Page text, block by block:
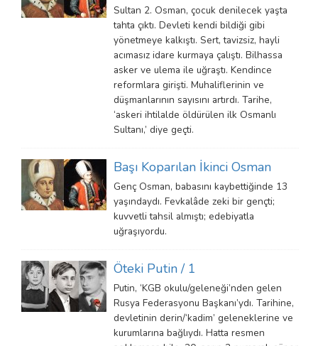
Sultan 2. Osman, çocuk denilecek yaşta
tahta çıktı. Devleti kendi bildiği gibi
yönetmeye kalkıştı. Sert, tavizsiz, hayli
acımasız idare kurmaya çalıştı. Bilhassa
asker ve ulema ile uğraştı. Kendince
reformlara girişti. Muhaliflerinin ve
düşmanlarının sayısını artırdı. Tarihe,
‘askeri ihtilalde öldürülen ilk Osmanlı
Sultanı,’ diye geçti.
Başı Koparılan İkinci Osman
Genç Osman, babasını kaybettiğinde 13
yaşındaydı. Fevkalâde zeki bir gençti;
kuvvetli tahsil almıştı; edebiyatla
uğraşıyordu.
Öteki Putin / 1
Putin, ‘KGB okulu/geleneği’nden gelen
Rusya Federasyonu Başkanı’ydı. Tarihine,
devletinin derin/‘kadim’ geleneklerine ve
kurumlarına bağlıydı. Hatta resmen